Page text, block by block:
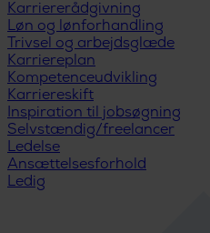
Karriererådgivning
Løn og lønforhandling
Trivsel og arbejdsglæde
Karriereplan
Kompetenceudvikling
Karriereskift
Inspiration til jobsøgning
Selvstændig/freelancer
Ledelse
Ansættelsesforhold
Ledig